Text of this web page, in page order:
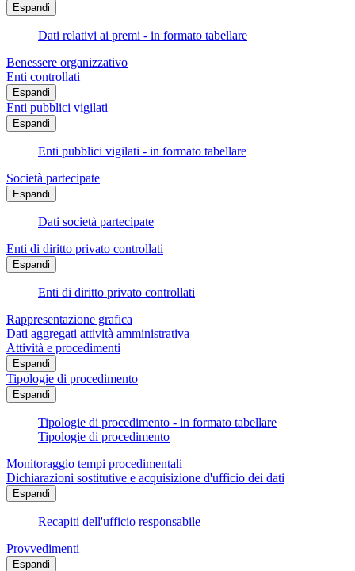
Espandi
Dati relativi ai premi - in formato tabellare
Benessere organizzativo
Enti controllati
Espandi
Enti pubblici vigilati
Espandi
Enti pubblici vigilati - in formato tabellare
Società partecipate
Espandi
Dati società partecipate
Enti di diritto privato controllati
Espandi
Enti di diritto privato controllati
Rappresentazione grafica
Dati aggregati attività amministrativa
Attività e procedimenti
Espandi
Tipologie di procedimento
Espandi
Tipologie di procedimento - in formato tabellare
Tipologie di procedimento
Monitoraggio tempi procedimentali
Dichiarazioni sostitutive e acquisizione d'ufficio dei dati
Espandi
Recapiti dell'ufficio responsabile
Provvedimenti
Espandi